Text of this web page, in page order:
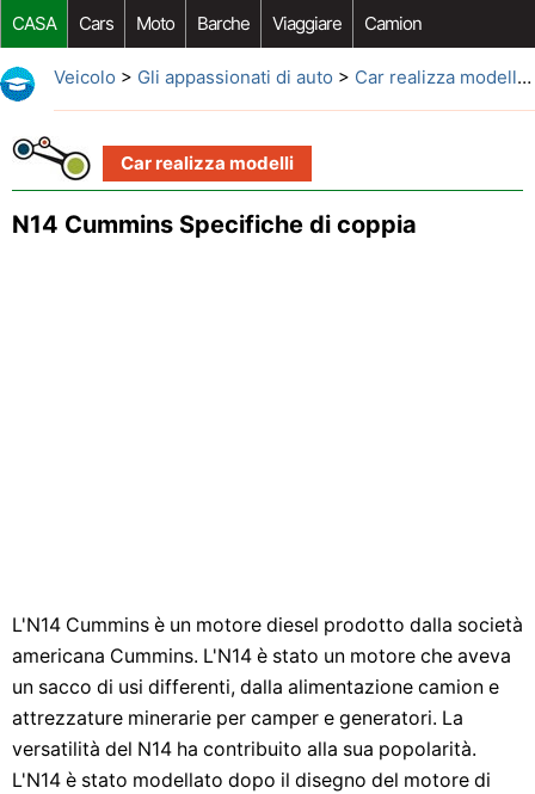
CASA Cars Moto Barche Viaggiare Camion
Riparazione Auto Acquisto Auto Car Opzioni Aftermarket
Veicolo > Gli appassionati di auto > Car realizza modelli
Car realizza modelli
N14 Cummins Specifiche di coppia
L'N14 Cummins è un motore diesel prodotto dalla società
americana Cummins. L'N14 è stato un motore che aveva
un sacco di usi differenti, dalla alimentazione camion e
attrezzature minerarie per camper e generatori. La
versatilità del N14 ha contribuito alla sua popolarità.
L'N14 è stato modellato dopo il disegno del motore di